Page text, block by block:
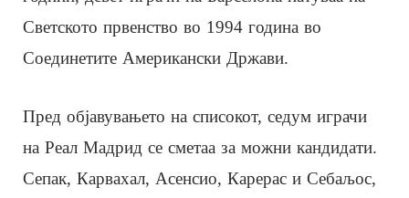
Светското првенство во 1994 година во
Соединетите Американски Држави.
Пред објавувањето на списокот, седум играчи
на Реал Мадрид се сметаа за можни кандидати.
Сепак, Карвахал, Асенсио, Карерас и Себаљос,